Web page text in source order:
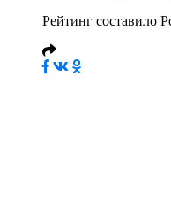
Рейтинг составило